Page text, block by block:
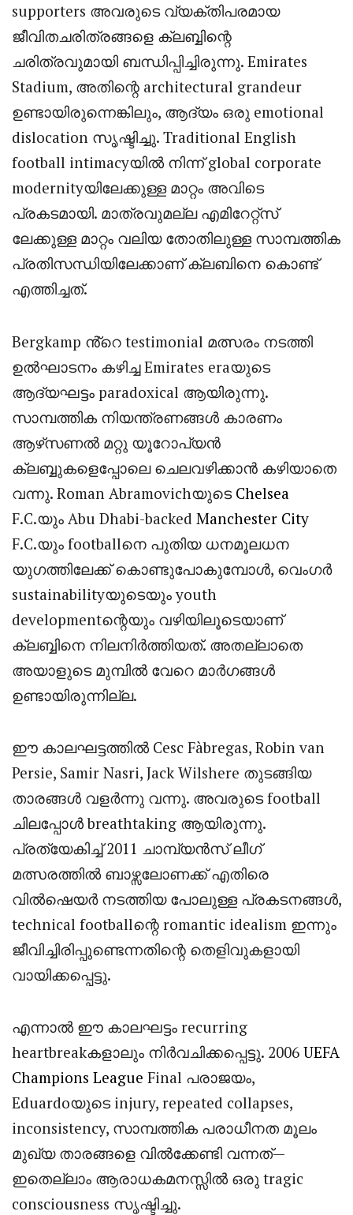
supporters അവരുടെ വ്യക്തിപരമായ
ജീവിതചരിത്രങ്ങളെ ക്ലബ്ബിന്റെ
ചരിത്രവുമായി ബന്ധിപ്പിച്ചിരുന്നു. Emirates
Stadium, അതിന്റെ architectural grandeur
ഉണ്ടായിരുന്നെങ്കിലും, ആദ്യം ഒരു emotional
dislocation സൃഷ്ടിച്ചു. Traditional English
football intimacyയിൽ നിന്ന് global corporate
modernityയിലേക്കുള്ള മാറ്റം അവിടെ
പ്രകടമായി. മാത്രവുമല്ല എമിറേറ്റ്സ്
ലേക്കുള്ള മാറ്റം വലിയ തോതിലുള്ള സാമ്പത്തിക
പ്രതിസന്ധിയിലേക്കാണ് ക്ലബിനെ കൊണ്ട്
എത്തിച്ചത്.
Bergkamp ൻ്റെ testimonial മത്സരം നടത്തി
ഉൽഘാടനം കഴിച്ച Emirates eraയുടെ
ആദ്യഘട്ടം paradoxical ആയിരുന്നു.
സാമ്പത്തിക നിയന്ത്രണങ്ങൾ കാരണം
ആഴ്‌സണൽ മറ്റു യൂറോപ്യൻ
ക്ലബ്ബുകളെപ്പോലെ ചെലവഴിക്കാൻ കഴിയാതെ
വന്നു. Roman Abramovichയുടെ Chelsea
F.C.യും Abu Dhabi-backed Manchester City
F.C.യും footballനെ പുതിയ ധനമൂലധന
യുഗത്തിലേക്ക് കൊണ്ടുപോകുമ്പോൾ, വെംഗർ
sustainabilityയുടെയും youth
developmentന്റെയും വഴിയിലൂടെയാണ്
ക്ലബ്ബിനെ നിലനിർത്തിയത്. അതല്ലാതെ
അയാളുടെ മുമ്പിൽ വേറെ മാർഗങ്ങൾ
ഉണ്ടായിരുന്നില്ല.
ഈ കാലഘട്ടത്തിൽ Cesc Fàbregas, Robin van
Persie, Samir Nasri, Jack Wilshere തുടങ്ങിയ
താരങ്ങൾ വളർന്നു വന്നു. അവരുടെ football
ചിലപ്പോൾ breathtaking ആയിരുന്നു.
പ്രത്യേകിച്ച് 2011 ചാമ്പ്യൻസ് ലീഗ്
മത്സരത്തിൽ ബാഴ്സലോണക്ക് എതിരെ
വിൽഷെയർ നടത്തിയ പോലുള്ള പ്രകടനങ്ങൾ,
technical footballന്റെ romantic idealism ഇന്നും
ജീവിച്ചിരിപ്പുണ്ടെന്നതിന്റെ തെളിവുകളായി
വായിക്കപ്പെട്ടു.
എന്നാൽ ഈ കാലഘട്ടം recurring
heartbreakകളാലും നിർവചിക്കപ്പെട്ടു. 2006 UEFA
Champions League Final പരാജയം,
Eduardoയുടെ injury, repeated collapses,
inconsistency, സാമ്പത്തിക പരാധീനത മൂലം
മുഖ്യ താരങ്ങളെ വിൽക്കേണ്ടി വന്നത്—
ഇതെല്ലാം ആരാധകമനസ്സിൽ ഒരു tragic
consciousness സൃഷ്ടിച്ചു.